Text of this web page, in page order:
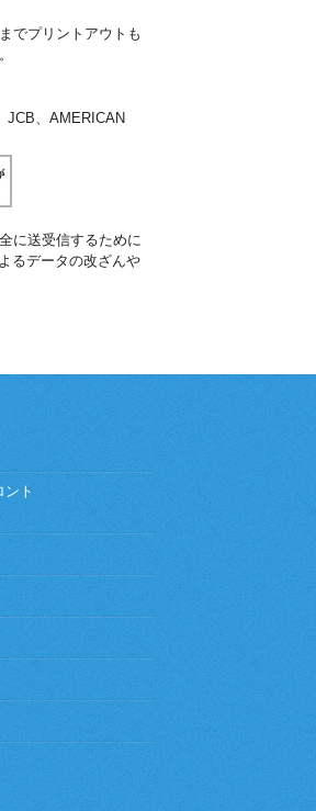
でプリントアウトも
JCB、AMERICAN
に送受信するために
るデータの改ざんや
ント